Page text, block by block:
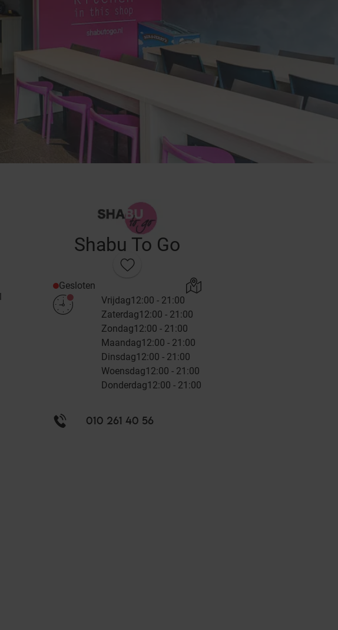
Shabu To Go
Gesloten
Vrijdag12:00 - 21:00
Zaterdag12:00 - 21:00
Zondag12:00 - 21:00
Maandag12:00 - 21:00
Dinsdag12:00 - 21:00
Woensdag12:00 - 21:00
Donderdag12:00 - 21:00
010 261 40 56